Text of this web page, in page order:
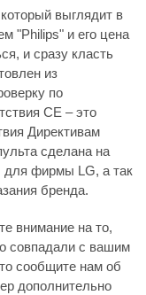
выглядит в
"Philips" и его цена
и сразу класть
из
по
СЕ – это
Директивам
сделана на
для фирмы LG, а так
бренда.
внимание на то,
совпадали с вашим
сообщите нам об
дополнительно